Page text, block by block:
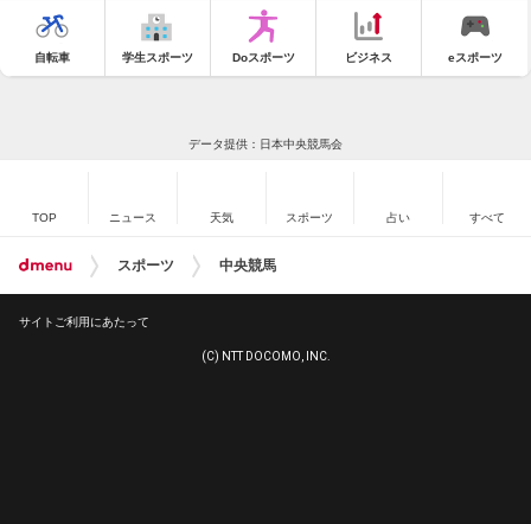
自転車 学生スポーツ Doスポーツ ビジネス eスポーツ
データ提供：日本中央競馬会
TOP ニュース 天気 スポーツ 占い すべて
スポーツ 中央競馬
サイトご利用にあたって
(C) NTT DOCOMO, INC.